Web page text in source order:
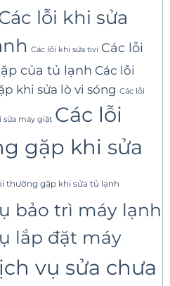
lỗi khi sửa
Các lỗi khi sửa tivi Các lỗi
của tủ lạnh Các lỗi
khi sửa lò vi sóng Các lỗi
máy giặt Các lỗi
gặp khi sửa
thường gặp khi sửa tủ lạnh
bảo trì máy lạnh
lắp đặt máy
vụ sửa chưa